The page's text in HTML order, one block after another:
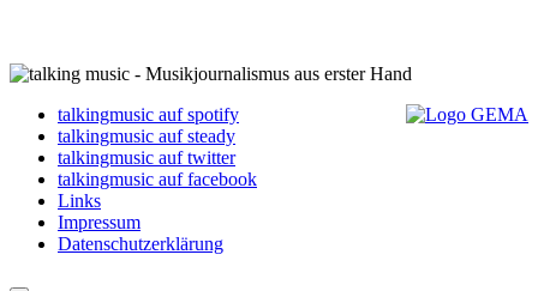
talkingmusic auf spotify
talkingmusic auf steady
talkingmusic auf twitter
talkingmusic auf facebook
Links
Impressum
Datenschutzerklärung